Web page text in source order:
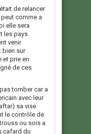
de relancer
comme a
elle sera
les pays
venir
bien sur
et prie en
de ces
tomber car a
avec leur
sa vise
le contrôle de
ou sois a
cafard du